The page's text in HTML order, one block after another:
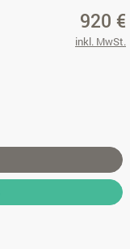
920 €
inkl. MwSt.